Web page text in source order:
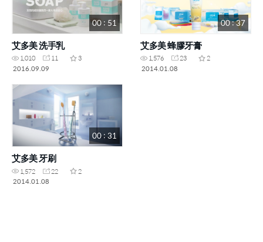
00 : 51
艾多美 洗手乳
1,010 11
3
2016.09.09
00 : 37
艾多美 蜂膠牙膏
1,576 23
2
2014.01.08
00 : 31
艾多美 牙刷
1,572 22
2
2014.01.08